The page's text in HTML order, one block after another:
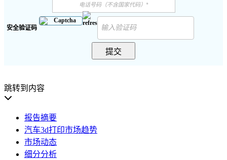
安全验证码
提交
跳转到内容
报告摘要
汽车3d打印市场趋势
市场动态
细分分析